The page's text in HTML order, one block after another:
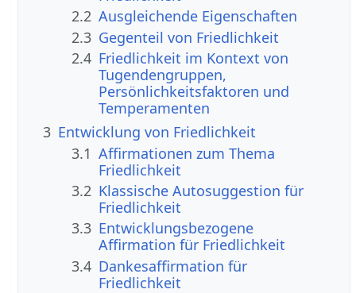
2.2 Ausgleichende Eigenschaften
2.3 Gegenteil von Friedlichkeit
2.4 Friedlichkeit im Kontext von
Tugendengruppen,
Persönlichkeitsfaktoren und
Temperamenten
3 Entwicklung von Friedlichkeit
3.1 Affirmationen zum Thema
Friedlichkeit
3.2 Klassische Autosuggestion für
Friedlichkeit
3.3 Entwicklungsbezogene
Affirmation für Friedlichkeit
3.4 Dankesaffirmation für
Friedlichkeit